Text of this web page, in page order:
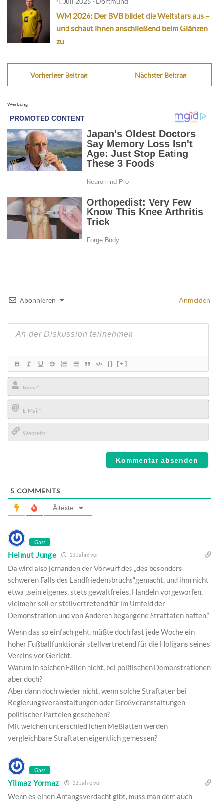
WM 2026: Der BVB bildet die Weltstars aus –
und schaut ihnen anschließend beim Glänzen
zu
Vorheriger Beitrag Nächster Beitrag
Werbung
Abonnieren Anmelden
{} [+]
Name*
E-
Mail*
5 COMMENTS
Älteste
Gast
Helmut Junge 13 Jahre vor
Da wird also jemanden der Vorwurf des „des besonders
schweren Falls des Landfriedensbruchs“gemacht, und ihm nicht
etwa „sein eigenes, stets gewaltfreies, Handeln vorgeworfen,
vielmehr soll er stellvertretend für im Umfeld der
Demonstration und von Anderen begangene Straftaten haften.“
Wenn das so einfach geht, müßte doch fast jede Woche ein
hoher Fußballfunktionär stellvertretend für die Holigans seines
Vereins vor Gericht.
Warum in solchen Fällen nicht, bei politischen Demonstrationen
aber doch?
Aber dann doch wieder nicht, wenn solche Straftaten bei
Regierungsveranstaltungen oder Großveranstaltungen
politischer Parteien geschehen?
Mit welchen unterschiedlichen Meßlatten werden
vergleichbare Straftaten eigentlich gemessen?
Gast
Yilmaz Yormaz 13 Jahre vor
Wenn es einen Anfangsverdacht gibt, muss man dem auch